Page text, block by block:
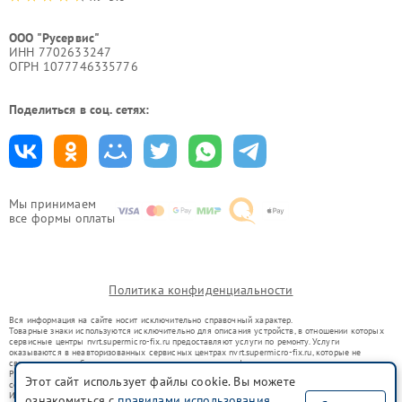
Мы принимаем
все формы оплаты
ООО "Русервис"
ИНН 7702633247
ОГРН 1077746335776
Поделиться в соц. сетях:
Политика конфиденциальности
Вся информация на сайте носит исключительно справочный характер.
Товарные знаки используются исключительно для описания устройств, в отношении которых
сервисные центры nvrt.supermicro-fix.ru предоставляют услуги по ремонту. Услуги
оказываются в неавторизованных сервисных центрах nvrt.supermicro-fix.ru, которые не
связаны с правообладателями товарных знаков или их официальными представителями.
Ремонт осуществляется для устройств, уже введенных в гражданский оборот в соответствии
со статьей 1487 ГК РФ.
Использование товарных знаков не преследует цели индивидуализации услуг или введения
Этот сайт использует файлы cookie. Вы можете